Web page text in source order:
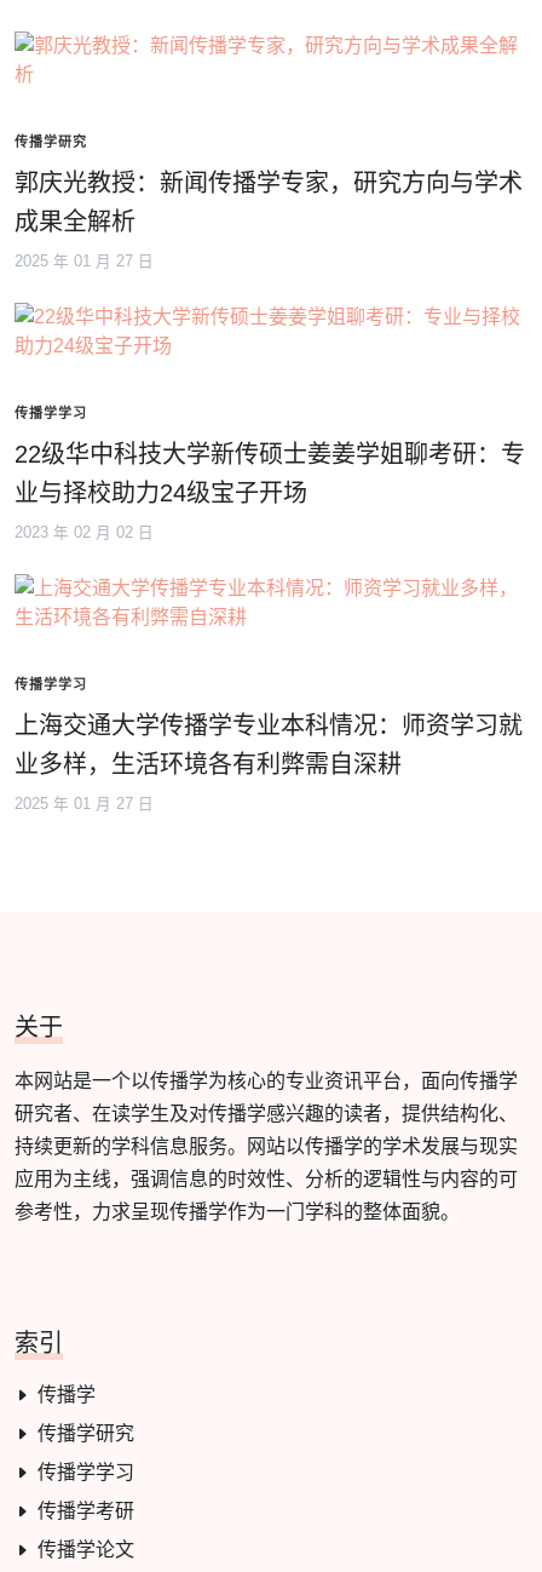
传播学研究
郭庆光教授：新闻传播学专家，研究方向与学术
成果全解析
2025 年 01 月 27 日
传播学学习
22级华中科技大学新传硕士姜姜学姐聊考研：专
业与择校助力24级宝子开场
2023 年 02 月 02 日
传播学学习
上海交通大学传播学专业本科情况：师资学习就
业多样，生活环境各有利弊需自深耕
2025 年 01 月 27 日
关于
本网站是一个以传播学为核心的专业资讯平台，面向传播学
研究者、在读学生及对传播学感兴趣的读者，提供结构化、
持续更新的学科信息服务。网站以传播学的学术发展与现实
应用为主线，强调信息的时效性、分析的逻辑性与内容的可
参考性，力求呈现传播学作为一门学科的整体面貌。
索引
传播学
传播学研究
传播学学习
传播学考研
传播学论文